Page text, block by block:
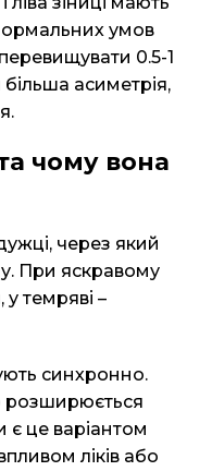
умов
0.5-1
більша асиметрія,
чому вона
через який
При яскравому
у темряві –
синхронно.
розширюється
є це варіантом
ліків або